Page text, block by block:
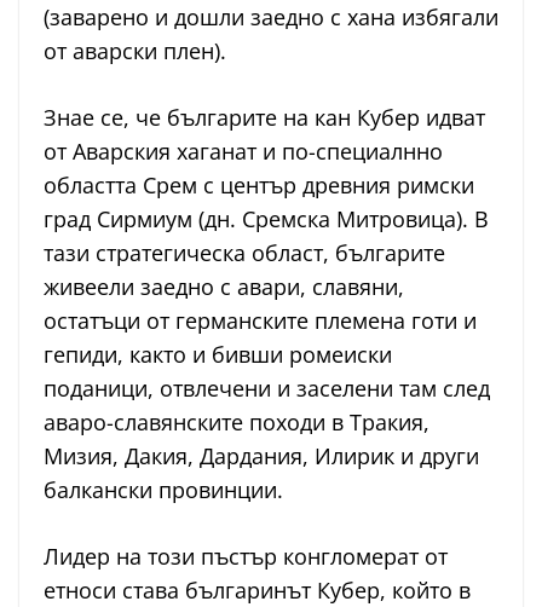
(заварено и дошли заедно с хана избягали
от аварски плен).
Знае се, че българите на кан Кубер идват
от Аварския хаганат и по-специалнно
областта Срем с център древния римски
град Сирмиум (дн. Сремска Митровица). В
тази стратегическа област, българите
живеели заедно с авари, славяни,
остатъци от германските племена готи и
гепиди, както и бивши ромеиски
поданици, отвлечени и заселени там след
аваро-славянските походи в Тракия,
Мизия, Дакия, Дардания, Илирик и други
балкански провинции.
Лидер на този пъстър конгломерат от
етноси става българинът Кубер, който в